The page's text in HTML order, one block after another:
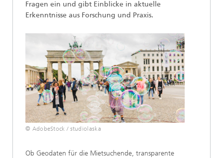
Fragen ein und gibt Einblicke in aktuelle
Erkenntnisse aus Forschung und Praxis.
© AdobeStock / studiolaska
Ob Geodaten für die Mietsuchende, transparente